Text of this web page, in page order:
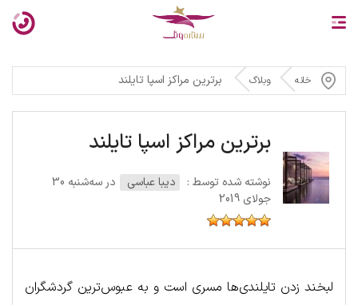
خانه وبلاگ برترین مراکز اسپا تایلند
برترین مراکز اسپا تایلند
نوشته شده توسط : دیبا عباسی
در سه‌شنبه 30
جولای 2019
لبخند زدن تایلندی‌ها مسری است و به عبوس‌ترین گردشگران